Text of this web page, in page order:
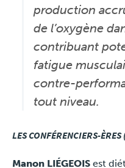
production
de l’oxygène
contribuant
fatigue
contre-
tout niveau.
LES CONFÉRENCIERS-
Manon LIÉGEOIS est